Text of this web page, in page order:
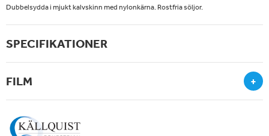
Dubbelsydda i mjukt kalvskinn med nylonkärna. Rostfria söljor.
SPECIFIKATIONER
FILM +